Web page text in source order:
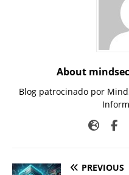
About
Blog patrocinado por
PREVIOUS